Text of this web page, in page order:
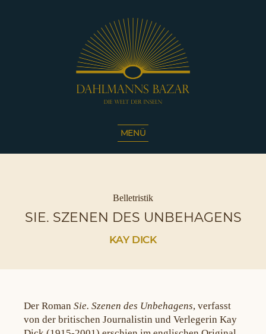
Die
|
Café
Sassnitz
MENÜ
Kategorien
Belletristik
SIE. SZENEN DES UNBEHAGENS
KAY DICK
Der Roman Sie. Szenen des Unbehagens, verfasst
von der britischen Journalistin und Verlegerin Kay